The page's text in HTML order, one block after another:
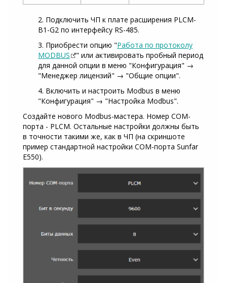
2. Подключить ЧП к плате расширения PLCM-
B1-G2 по интерфейсу RS-485.
3. Приобрести опцию "Работа по протоколу
MODBUS
" или активировать пробный период
для данной опции в меню "Конфигурация" →
"Менеджер лицензий" → "Общие опции".
4. Включить и настроить Modbus в меню
"Конфигурация" → "Настройка Modbus".
Создайте нового Modbus-мастера. Номер COM-
порта - PLCM. Остальные настройки должны быть
в точности такими же, как в ЧП (на скриншоте
пример стандартной настройки COM-порта Sunfar
E550).